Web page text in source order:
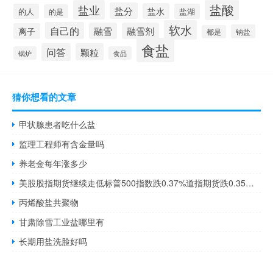
的人 的是 盐业 盐分 盐水 盐湖 盐酸
离子 自己的 融雪 融雪剂 软水 都是 钠盐
锅炉 问答 颗粒 食品 食盐
猜你想看的文章
甲状腺患者吃什么盐
监理工程师有含金量吗
养老金每年涨多少
美股股指期货继续走低标普500指数跌0.37%道指期货跌0.35%纳指期货跌0.39%此前10年期美债收益率再度触及5%关口
丙烯酸盐共聚物
甘肃除雪工业盐哪里有
长期用盐洗脸好吗